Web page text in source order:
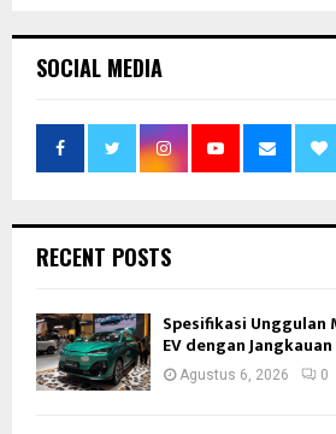
SOCIAL MEDIA
RECENT POSTS
Spesifikasi Unggulan
EV dengan
Agustus 6, 2026 0